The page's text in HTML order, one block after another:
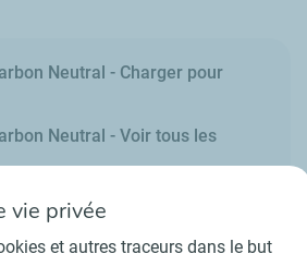
Neutral - Charger pour
Neutral - Voir tous les
vie privée
et autres traceurs dans le but